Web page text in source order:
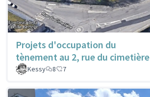
Projets d'occupation du
tènement au 2, rue du cimetière
Kessy
8 7